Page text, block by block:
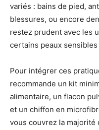
variés : bains de pied,
blessures, ou encore
restez prudent avec les
certains peaux
Pour intégrer ces
recommande un kit
alimentaire, un flacon
et un chiffon en
vous couvrez la majorité